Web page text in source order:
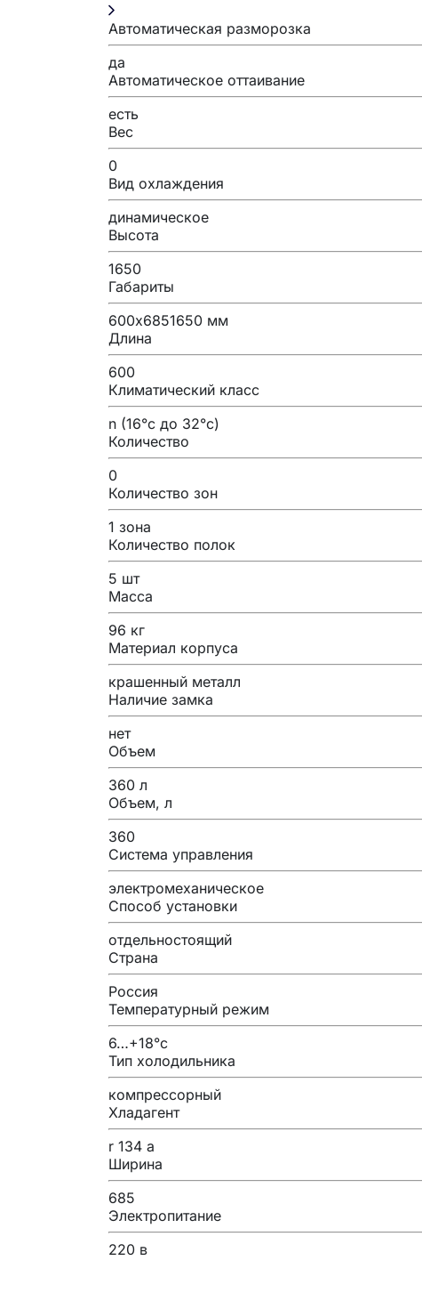
Автоматическая разморозка
да
Автоматическое оттаивание
есть
Вес
0
Вид охлаждения
динамическое
Высота
1650
Габариты
600х6851650 мм
Длина
600
Климатический класс
n (16°с до 32°с)
Количество
0
Количество зон
1 зона
Количество полок
5 шт
Масса
96 кг
Материал корпуса
крашенный металл
Наличие замка
нет
Объем
360 л
Объем, л
360
Система управления
электромеханическое
Способ установки
отдельностоящий
Страна
Россия
Температурный режим
6…+18°с
Тип холодильника
компрессорный
Хладагент
r 134 a
Ширина
685
Электропитание
220 в